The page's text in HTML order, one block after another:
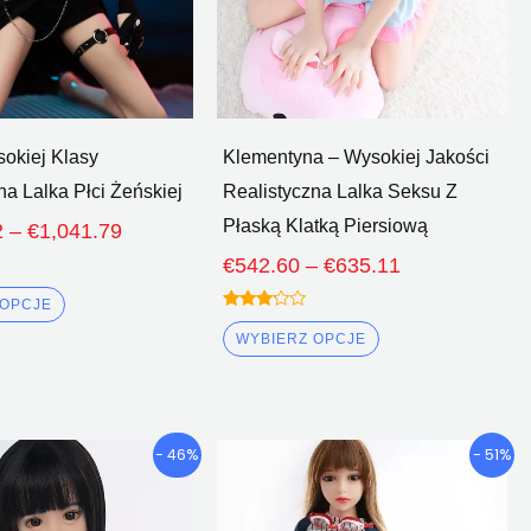
Klasy
Lalka Płci Żeńskiej
– €1,041.79
wybrać
na
stronie
produktu
Klementyna – Wysokiej Jakości
Realistyczna Lalka Seksu Z
Płaską Klatką Piersiową
€542.60 – €635.11
Oceniono
3.00
z 5
WYBIERZ OPCJE
wybrać
na
stronie
produktu
- 46%
Przedział
cenowy:
€499.23
Ten
produkt
ma
- 51%
Przedział
cenowy:
ma